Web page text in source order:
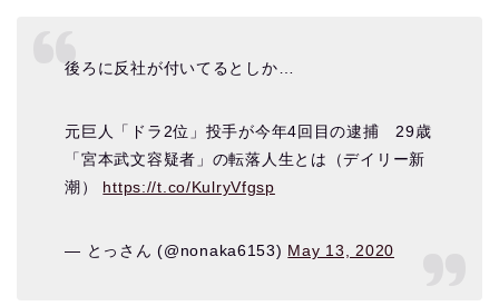
後ろに反社が付いてるとしか…
元巨人「ドラ2位」投手が今年4回目の逮捕 29歳
「宮本武文容疑者」の転落人生とは（デイリー新
潮） https://t.co/KulryVfgsp
— とっさん (@nonaka6153) May 13, 2020